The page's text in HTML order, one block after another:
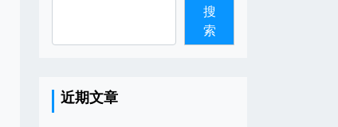
搜
索
近期文章